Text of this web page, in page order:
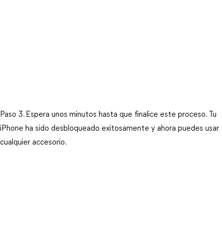
Paso 3. Espera unos minutos hasta que finalice este proceso. Tu
iPhone ha sido desbloqueado exitosamente y ahora puedes usar
cualquier accesorio.